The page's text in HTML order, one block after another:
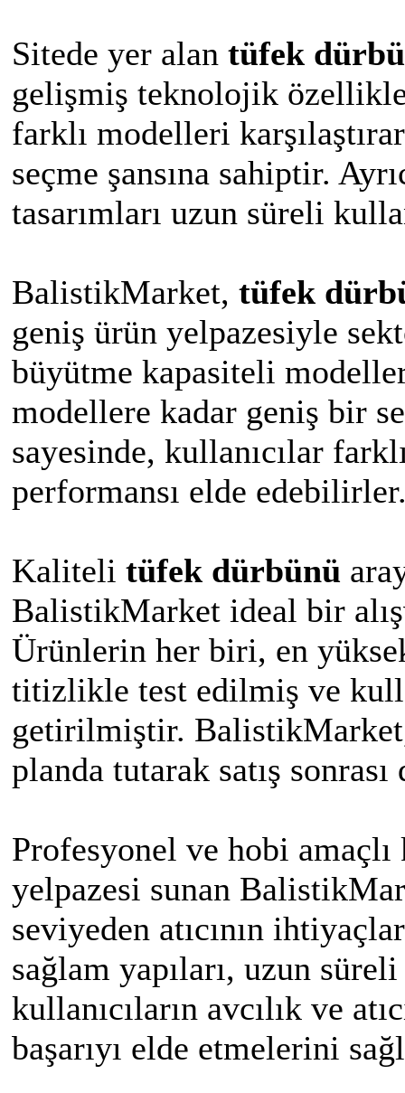
Sitede yer alan tüfek
gelişmiş teknolojik
farklı modelleri
seçme şansına sahiptir.
tasarımları uzun süreli
BalistikMarket, tüfek
geniş ürün yelpazesiyle
büyütme kapasiteli
modellere kadar geniş bir
sayesinde, kullanıcılar
performansı elde
Kaliteli tüfek dürbünü
BalistikMarket ideal bir
Ürünlerin her biri, en
titizlikle test edilmiş ve
getirilmiştir.
planda tutarak satış
Profesyonel ve hobi
yelpazesi sunan
seviyeden atıcının
sağlam yapıları, uzun
kullanıcıların avcılık ve
başarıyı elde etmelerini